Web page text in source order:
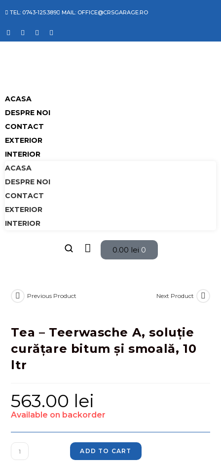
TEL: 0743-125.389 MAIL: OFFICE@CRSGARAGE.RO
ACASA
DESPRE NOI
CONTACT
EXTERIOR
INTERIOR
ACASA
DESPRE NOI
CONTACT
EXTERIOR
INTERIOR
0.00 lei 0
Previous Product Next Product
Tea – Teerwasche A, soluție
curățare bitum și smoală, 10
ltr
563.00 lei
Available on backorder
ADD TO CART